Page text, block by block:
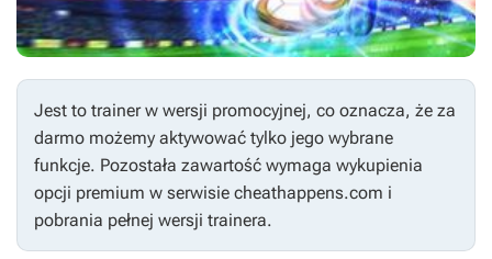
Jest to trainer w wersji promocyjnej, co oznacza, że za
darmo możemy aktywować tylko jego wybrane
funkcje. Pozostała zawartość wymaga wykupienia
opcji premium w serwisie cheathappens.com i
pobrania pełnej wersji trainera.